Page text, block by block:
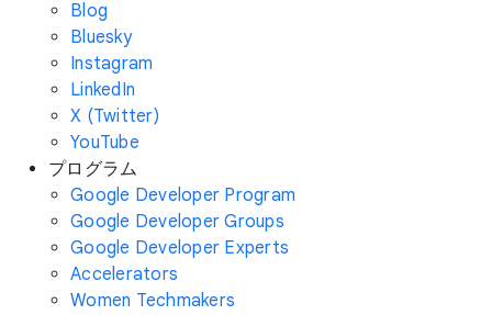
Blog
Bluesky
Instagram
LinkedIn
X (Twitter)
YouTube
プログラム
Google Developer Program
Google Developer Groups
Google Developer Experts
Accelerators
Women Techmakers